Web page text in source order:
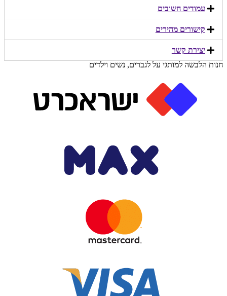
עמודים חשובים
קישורים מהירים​
יצירת קשר​
חנות הלבשה למותגי על לגברים, נשים וילדים